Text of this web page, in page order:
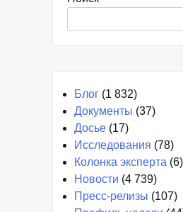
Поиск
(1 832)
Документы
(37)
Досье
(17)
Исследования
(78)
Колонка эксперта
(6)
(4 739)
Пресс-релизы
(107)